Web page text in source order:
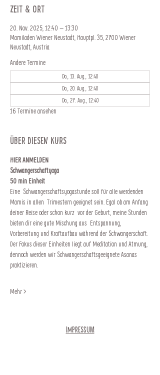
Zeit & Ort
20. Nov. 2025, 12:40 – 13:30
Mamiladen Wiener Neustadt, Hauptpl. 35, 2700 Wiener
Neustadt, Austria
Andere Termine
Do., 13. Aug., 12:40
Do., 20. Aug., 12:40
Do., 27. Aug., 12:40
16 Termine ansehen
Über diesen Kurs
HIER ANMELDEN
Schwangerschaftyoga
50 min Einheit
Eine  Schwangerschaftsyogastunde soll für alle werdenden
Mamis in allen  Trimestern geeignet sein. Egal ob am Anfang
deiner Reise oder schon kurz  vor der Geburt, meine Stunden
bieten dir eine gute Mischung aus  Entspannung,
Vorbereitung und Kraftaufbau während der Schwangerschaft.
Der Fokus dieser Einheiten liegt auf Meditation und Atmung,
dennoch werden wir Schwangerschaftsgeeignete Asanas
praktizieren.
Mehr >
Impressum